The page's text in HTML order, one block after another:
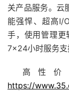
关产品服务。 云
能强悍、超高I/
手，使用管理
7×24小时服务支
高性价
https://